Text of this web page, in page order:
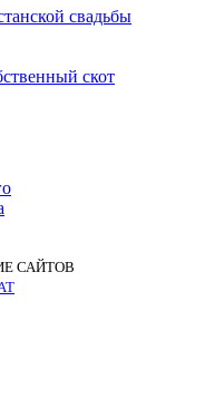
свадьбы
скот
САЙТОВ